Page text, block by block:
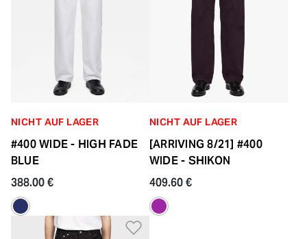
NICHT AUF LAGER
#400 WIDE - HIGH FADE
BLUE
388.00 €
NICHT AUF LAGER
[ARRIVING 8/21] #400
WIDE - SHIKON
409.60 €
Zur Wunschliste